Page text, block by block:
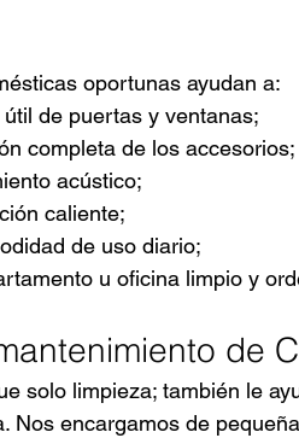
oportunas ayudan a:
de puertas y ventanas;
completa de los accesorios;
acústico;
caliente;
de uso diario;
u oficina limpio y
de
solo limpieza; también le
Nos encargamos de